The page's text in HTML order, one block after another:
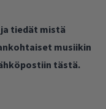
tiedät mistä
musiikin
tästä.